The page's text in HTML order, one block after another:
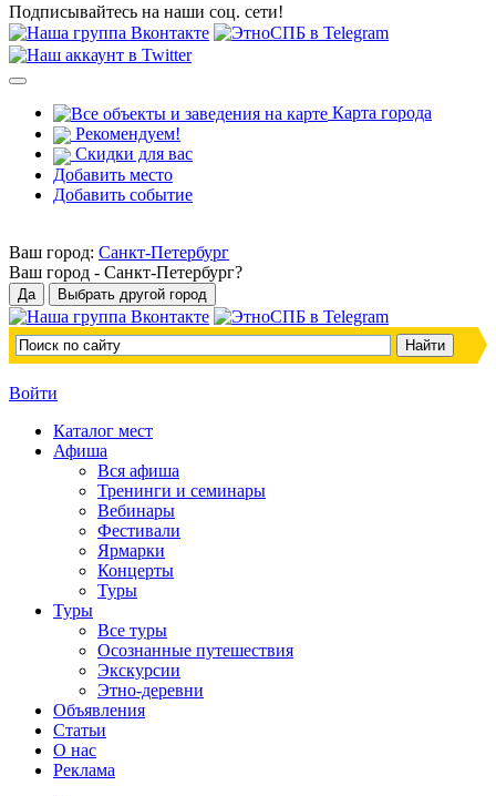
Подписывайтесь на наши соц. сети!
Карта города
Рекомендуем!
Скидки для вас
Добавить место
Добавить событие
Ваш город: Санкт-Петербург
Ваш город - Санкт-Петербург?
Войти
Каталог мест
Афиша
Вся афиша
Тренинги и семинары
Вебинары
Фестивали
Ярмарки
Концерты
Туры
Туры
Все туры
Осознанные путешествия
Экскурсии
Этно-деревни
Объявления
Статьи
О нас
Реклама